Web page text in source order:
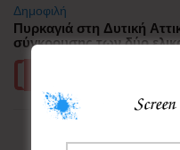
Δημοφιλή
Πυρκαγιά στη Δυτική
σύγκρουσης των δύο